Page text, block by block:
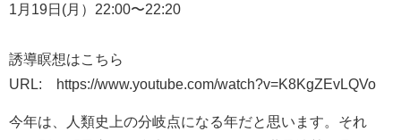
1月19日(月）22:00〜22:20
誘導瞑想はこちら
URL: https://www.youtube.com/watch?v=K8KgZEvLQVo
今年は、人類史上の分岐点になる年だと思います。それ